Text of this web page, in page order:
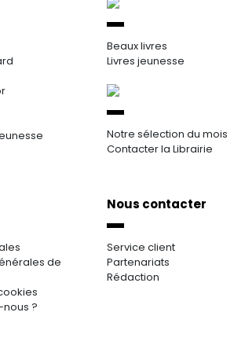
Beaux livres
Livres jeunesse
Notre sélection du mois
Contacter la Librairie
de
?
Nous contacter
Service client
Partenariats
Rédaction